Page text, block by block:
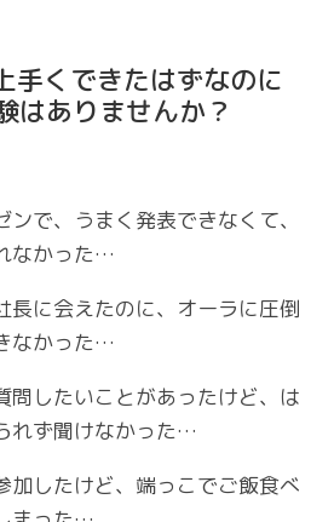
手くできたはずなのに
はありませんか？
ンで、うまく発表できなくて、
なかった…
長に会えたのに、オーラに圧倒
なかった…
問したいことがあったけど、は
れず聞けなかった…
加したけど、端っこでご飯食べ